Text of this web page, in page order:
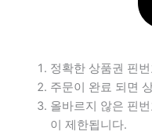
정확한 상품권 핀
주문이 완료 되면
올바르지 않은 핀
이 제한됩니다.